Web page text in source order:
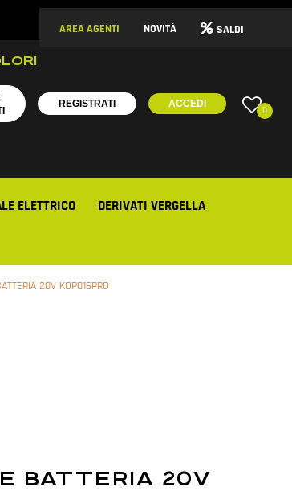
AREA AGENTI NOVITÀ SALDI
REGISTRATI ACCEDI
0
ELETTRICO
DERIVATI VERGELLA
20V KOP016PRO
BATTERIA 20V